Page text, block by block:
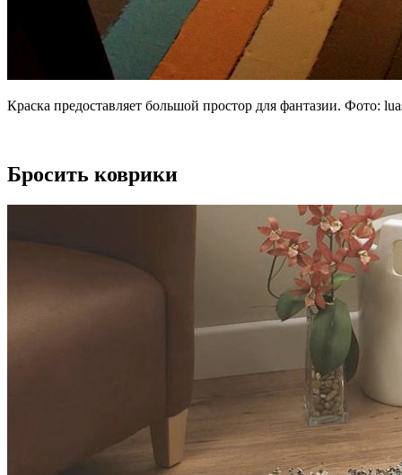
Краска предоставляет большой простор для фантазии. Фото:
Бросить коврики